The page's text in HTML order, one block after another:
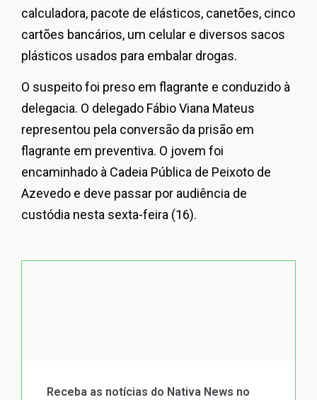
calculadora, pacote de elásticos, canetões, cinco
cartões bancários, um celular e diversos sacos
plásticos usados para embalar drogas.
O suspeito foi preso em flagrante e conduzido à
delegacia. O delegado Fábio Viana Mateus
representou pela conversão da prisão em
flagrante em preventiva. O jovem foi
encaminhado à Cadeia Pública de Peixoto de
Azevedo e deve passar por audiência de
custódia nesta sexta-feira (16).
Receba as notícias do Nativa News no